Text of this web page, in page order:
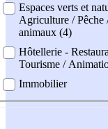
Espaces verts et
Agriculture / Pêche
animaux (4)
Hôtellerie -
Tourisme /
Immobilier